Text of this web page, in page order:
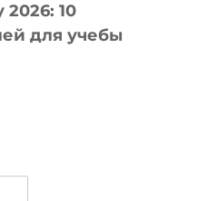
10
для учебы